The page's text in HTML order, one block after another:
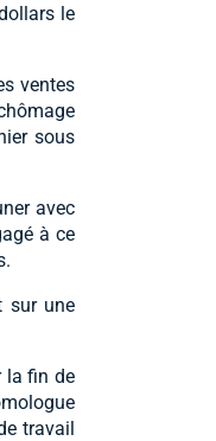
le
ventes
sous
avec
à ce
sur une
la fin de
travail